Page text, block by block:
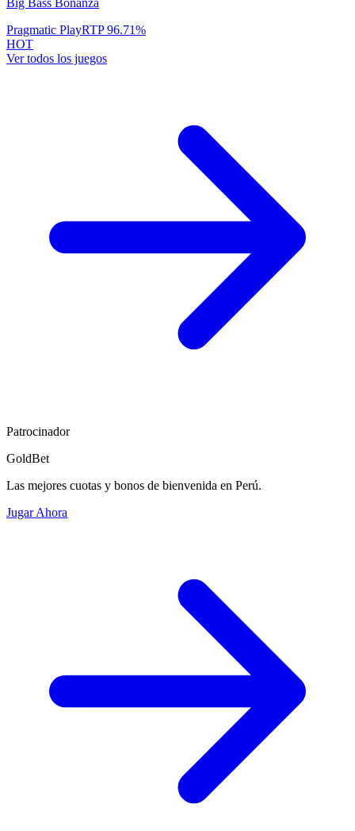
Big Bass Bonanza
Pragmatic PlayRTP96.71%
HOT
Ver todos los juegos
Patrocinador
GoldBet
Las mejores cuotas y bonos de bienvenida en Perú.
Jugar Ahora